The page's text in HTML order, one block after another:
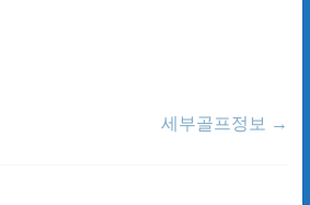
세부골프정보 →